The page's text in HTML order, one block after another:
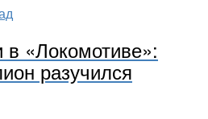
в «Локомотиве»:
разучился